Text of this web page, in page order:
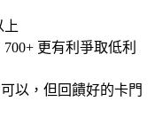
上
更有利爭取低利
以，但回饋好的卡門